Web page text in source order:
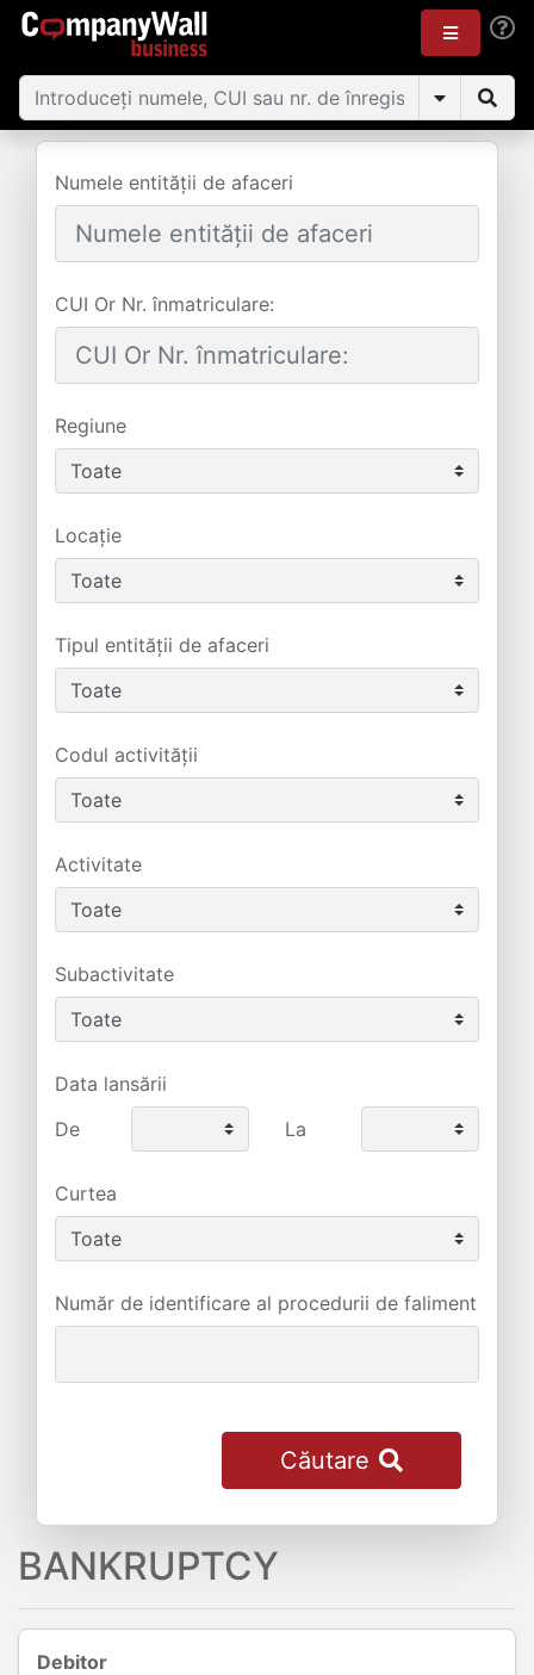
Numele entității de afaceri
CUI Or Nr. înmatriculare:
Regiune
Locație
Tipul entității de afaceri
Codul activității
Activitate
Subactivitate
Data lansării
De
La
Curtea
Număr de identificare al procedurii de faliment
Căutare
BANKRUPTCY
Debitor